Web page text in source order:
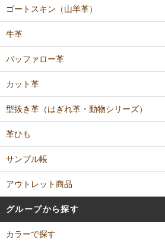
ゴートスキン（山羊革）
牛革
バッファロー革
カット革
型抜き革（はぎれ革・動物シリーズ）
革ひも
サンプル帳
アウトレット商品
グループから探す
カラーで探す